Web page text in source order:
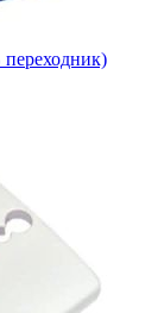
переходник)